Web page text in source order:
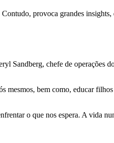
provoca grandes
Sandberg, chefe de operações
bem como, educar
o que nos espera. A vida